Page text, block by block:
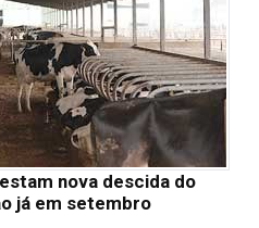
nova descida do
já em setembro